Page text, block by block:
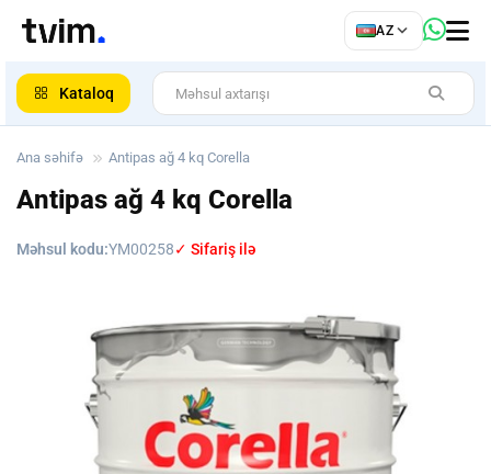
AZ
Kataloq
Ana səhifə Antipas ağ 4 kq Corella
Antipas ağ 4 kq Corella
Məhsul kodu:YM00258✓ Sifariş ilə